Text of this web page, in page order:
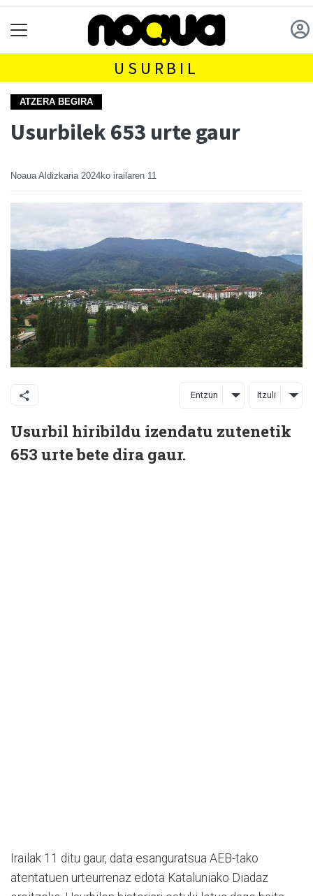
USURBIL
ATZERA BEGIRA
Usurbilek 653 urte gaur
Noaua Aldizkaria 2024ko irailaren 11
Entzun Itzuli
Usurbil hiribildu izendatu zutenetik
653 urte bete dira gaur.
Irailak 11 ditu gaur, data esanguratsua AEB-tako
atentatuen urteurrenaz edota Kataluniako Diadaz